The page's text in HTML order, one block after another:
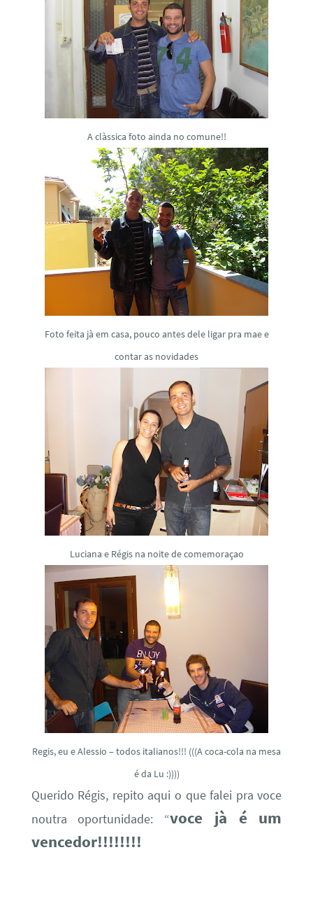
A clàssica foto ainda no comune!!
Foto feita jà em casa, pouco antes dele ligar pra mae e
contar as novidades
Luciana e Régis na noite de comemoraçao
Regis, eu e Alessio – todos italianos!!! (((A coca-cola na mesa
é da Lu :))))
Querido Régis, repito aqui o que falei pra voce
noutra oportunidade: “voce jà é um
vencedor!!!!!!!!